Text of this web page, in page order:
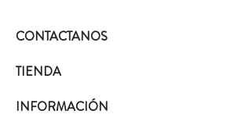
CONTACTANOS
TIENDA
INFORMACIÓN